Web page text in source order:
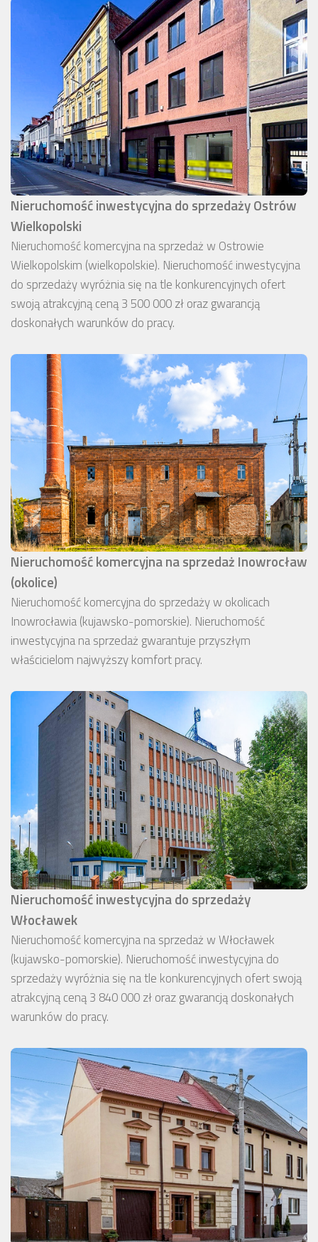
Nieruchomość inwestycyjna do sprzedaży Ostrów
Wielkopolski
Nieruchomość komercyjna na sprzedaż w Ostrowie
Wielkopolskim (wielkopolskie). Nieruchomość inwestycyjna
do sprzedaży wyróżnia się na tle konkurencyjnych ofert
swoją atrakcyjną ceną 3 500 000 zł oraz gwarancją
doskonałych warunków do pracy.
Nieruchomość komercyjna na sprzedaż Inowrocław
(okolice)
Nieruchomość komercyjna do sprzedaży w okolicach
Inowrocławia (kujawsko-pomorskie). Nieruchomość
inwestycyjna na sprzedaż gwarantuje przyszłym
właścicielom najwyższy komfort pracy.
Nieruchomość inwestycyjna do sprzedaży
Włocławek
Nieruchomość komercyjna na sprzedaż w Włocławek
(kujawsko-pomorskie). Nieruchomość inwestycyjna do
sprzedaży wyróżnia się na tle konkurencyjnych ofert swoją
atrakcyjną ceną 3 840 000 zł oraz gwarancją doskonałych
warunków do pracy.